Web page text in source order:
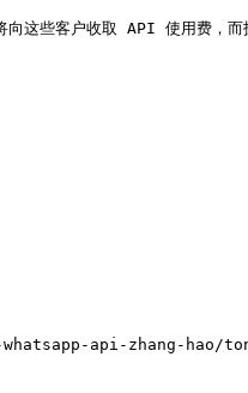
些客户收取 API 使用费，而技
api-zhang-hao/